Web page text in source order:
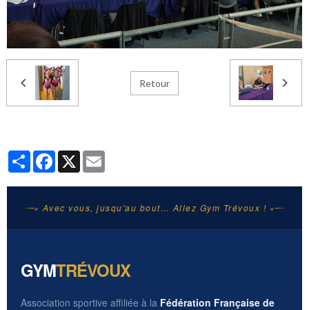
Retour
PartagerFacebook
X
« Avec vous, jusqu'au bout… Allez Gym Trévoux ! »
GYMTRÉVOUX
Association sportive affiliée à la Fédération Française de